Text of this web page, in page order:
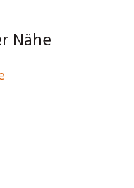
Nähe